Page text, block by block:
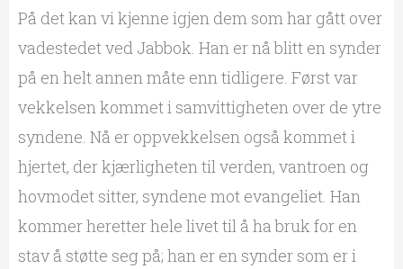
På det kan vi kjenne igjen dem som har gått over
vadestedet ved Jabbok. Han er nå blitt en synder
på en helt annen måte enn tidligere. Først var
vekkelsen kommet i samvittigheten over de ytre
syndene. Nå er oppvekkelsen også kommet i
hjertet, der kjærligheten til verden, vantroen og
hovmodet sitter, syndene mot evangeliet. Han
kommer heretter hele livet til å ha bruk for en
stav å støtte seg på; han er en synder som er i